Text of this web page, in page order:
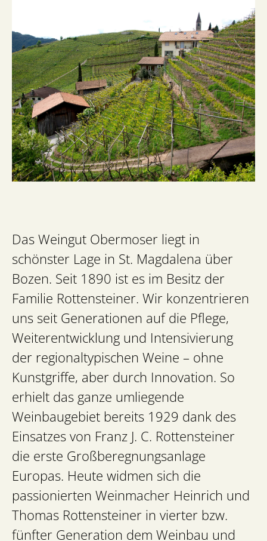
Das Weingut Obermoser liegt in
schönster Lage in St. Magdalena über
Bozen. Seit 1890 ist es im Besitz der
Familie Rottensteiner. Wir konzentrieren
uns seit Generationen auf die Pflege,
Weiterentwicklung und Intensivierung
der regionaltypischen Weine – ohne
Kunstgriffe, aber durch Innovation. So
erhielt das ganze umliegende
Weinbaugebiet bereits 1929 dank des
Einsatzes von Franz J. C. Rottensteiner
die erste Großberegnungsanlage
Europas. Heute widmen sich die
passionierten Weinmacher Heinrich und
Thomas Rottensteiner in vierter bzw.
fünfter Generation dem Weinbau und